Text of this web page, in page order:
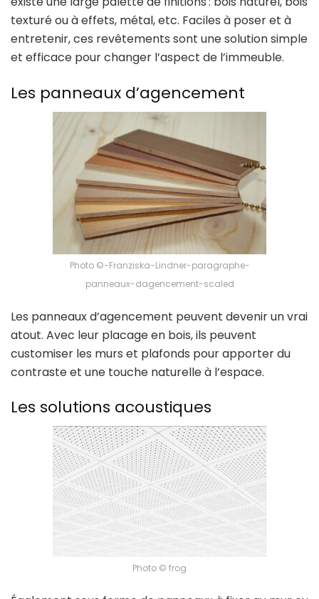
texturé ou à effets, métal, etc. Faciles à poser et à
entretenir, ces revêtements sont une solution simple
et efficace pour changer l’aspect de l’immeuble.
Les panneaux d’agencement
Photo ©-Franziska-Lindner-paragraphe-
panneaux-dagencement-scaled
Les panneaux d’agencement peuvent devenir un vrai
atout. Avec leur placage en bois, ils peuvent
customiser les murs et plafonds pour apporter du
contraste et une touche naturelle à l’espace.
Les solutions acoustiques
Photo © frog